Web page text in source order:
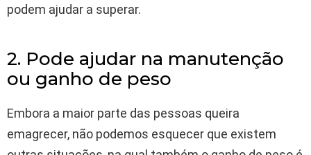
podem ajudar a superar.
2. Pode ajudar na manutenção
ou ganho de peso
Embora a maior parte das pessoas queira
emagrecer, não podemos esquecer que existem